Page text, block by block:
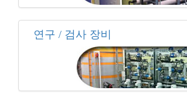
연구 / 검사 장비